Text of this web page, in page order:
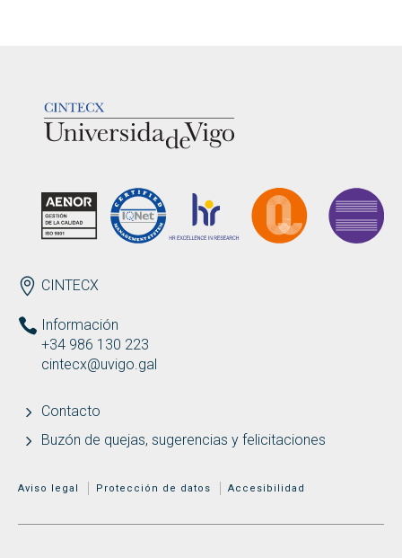
ENDEREZO ES
CINTECX
Información
+34 986 130 223
cintecx@uvigo.gal
Contacto
Buzón de quejas, sugerencias y felicitaciones
MENÚ ADICIONAL
Aviso legal Protección de datos Accesibilidad